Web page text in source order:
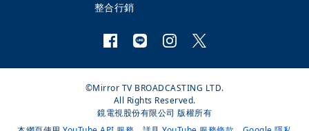
整合行銷
©Mirror TV BROADCASTING LTD.
All Rights Reserved.
鏡電視股份有限公司 版權所有